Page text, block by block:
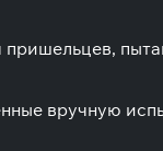
вручную